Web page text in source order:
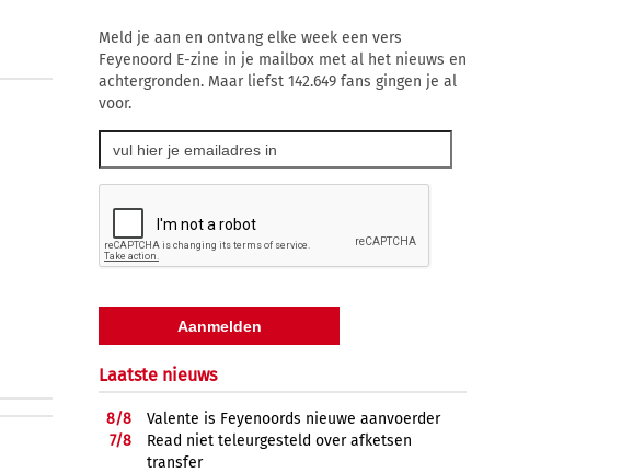
Meld je aan en ontvang elke week een vers
Feyenoord E-zine in je mailbox met al het nieuws en
achtergronden. Maar liefst 142.649 fans gingen je al
voor.
Laatste nieuws
8/8
Valente is Feyenoords nieuwe aanvoerder
7/8
Read niet teleurgesteld over afketsen
transfer